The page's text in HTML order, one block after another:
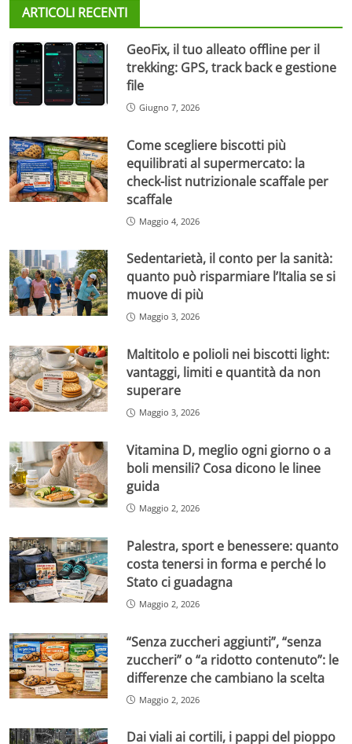
ARTICOLI RECENTI
GeoFix, il tuo alleato offline per il
trekking: GPS, track back e gestione
file
Giugno 7, 2026
Come scegliere biscotti più
equilibrati al supermercato: la
check-list nutrizionale scaffale per
scaffale
Maggio 4, 2026
Sedentarietà, il conto per la sanità:
quanto può risparmiare l’Italia se si
muove di più
Maggio 3, 2026
Maltitolo e polioli nei biscotti light:
vantaggi, limiti e quantità da non
superare
Maggio 3, 2026
Vitamina D, meglio ogni giorno o a
boli mensili? Cosa dicono le linee
guida
Maggio 2, 2026
Palestra, sport e benessere: quanto
costa tenersi in forma e perché lo
Stato ci guadagna
Maggio 2, 2026
“Senza zuccheri aggiunti”, “senza
zuccheri” o “a ridotto contenuto”: le
differenze che cambiano la scelta
Maggio 2, 2026
Dai viali ai cortili, i pappi del pioppo